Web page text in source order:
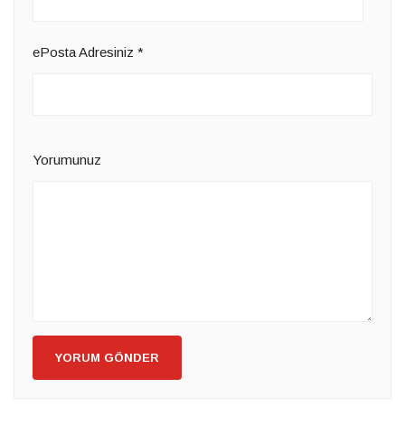
ePosta Adresiniz *
Yorumunuz
YORUM GÖNDER